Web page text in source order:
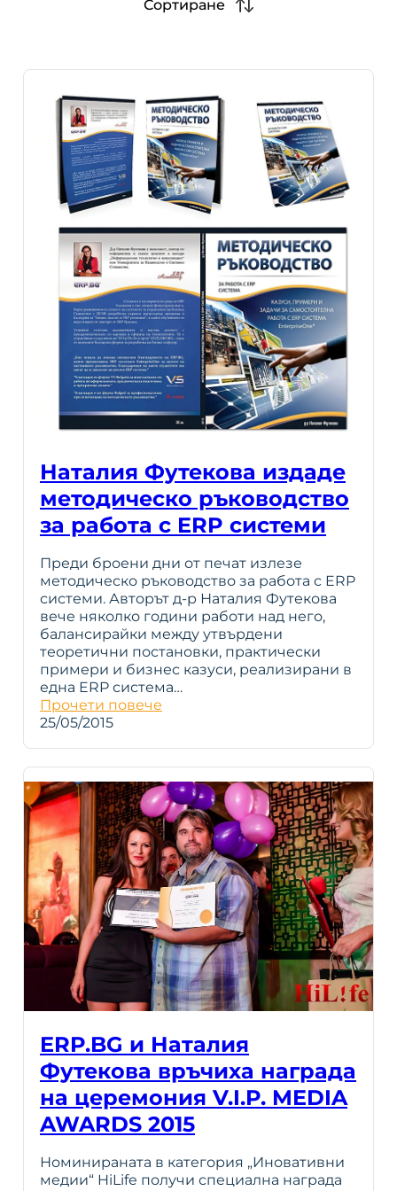
Сортиране
Наталия Футекова издаде
методическо ръководство
за работа с ERP системи
Преди броени дни от печат излезе
методическо ръководство за работа с ERP
системи. Авторът д-р Наталия Футекова
вече няколко години работи над него,
балансирайки между утвърдени
теоретични постановки, практически
примери и бизнес казуси, реализирани в
една ERP система…
Прочети повече
25/05/2015
ERP.BG и Наталия
Футекова връчиха награда
на церемония V.I.P. MEDIA
AWARDS 2015
Номинираната в категория „Иновативни
медии“ HiLife получи специална награда